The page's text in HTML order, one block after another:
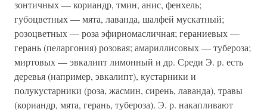
зонтичных — кориандр, тмин, анис, фенхель;
губоцветных — мята, лаванда, шалфей мускатный;
розоцветных — роза эфирномасличная; гераниевых —
герань (пеларгония) розовая; амариллисовых — тубероза;
миртовых — эвкалипт лимонный и др. Среди Э. р. есть
деревья (например, эвкалипт), кустарники и
полукустарники (роза, жасмин, сирень, лаванда), травы
(кориандр, мята, герань, тубероза). Э. р. накапливают